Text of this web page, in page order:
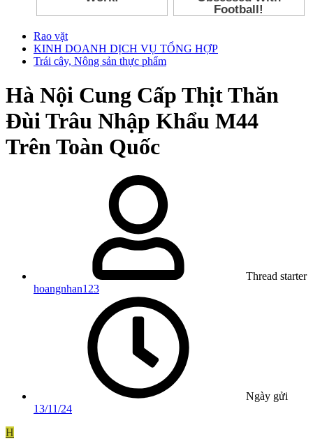
Rao vặt
KINH DOANH DỊCH VỤ TỔNG HỢP
Trái cây, Nông sản thực phẩm
Hà Nội Cung Cấp Thịt Thăn
Đùi Trâu Nhập Khẩu M44
Trên Toàn Quốc
Thread starter
hoangnhan123
Ngày gửi
13/11/24
H